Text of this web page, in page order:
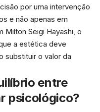
por uma intervenção
e não apenas em
Seigi Hayashi, o
a estética deve
substituir o valor da
entre
psicológico?